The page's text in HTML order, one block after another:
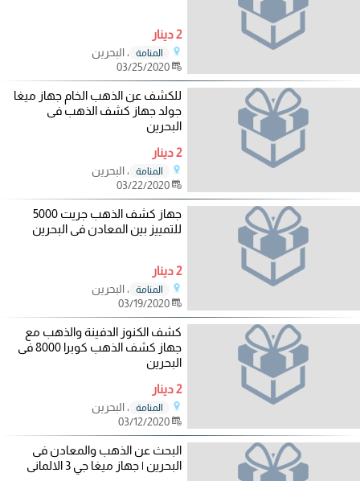
2 دينار
المنامة
، البحرين
03/25/2020
للكشف عن الذهب الخام جهاز ميغا
جولد جهاز كشف الذهب فى
البحرين
2 دينار
المنامة
، البحرين
03/22/2020
جهاز كشف الذهب جريت 5000
للتمييز بين المعادن فى البحرين
2 دينار
المنامة
، البحرين
03/19/2020
كشف الكنوز الدفينة والذهب مع
جهاز كشف الذهب كوبرا 8000 فى
البحرين
2 دينار
المنامة
، البحرين
03/12/2020
البحث عن الذهب والمعادن فى
البحرين | جهاز ميغا جي 3 الالمانى